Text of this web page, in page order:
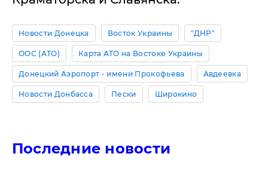
Новости Донецка Восток Украины "ДНР"
ООС (АТО) Карта АТО на Востоке Украины
Донецкий Аэропорт - имени Прокофьева Авдеевка
Новости Донбасса Пески Широкино
Последние новости